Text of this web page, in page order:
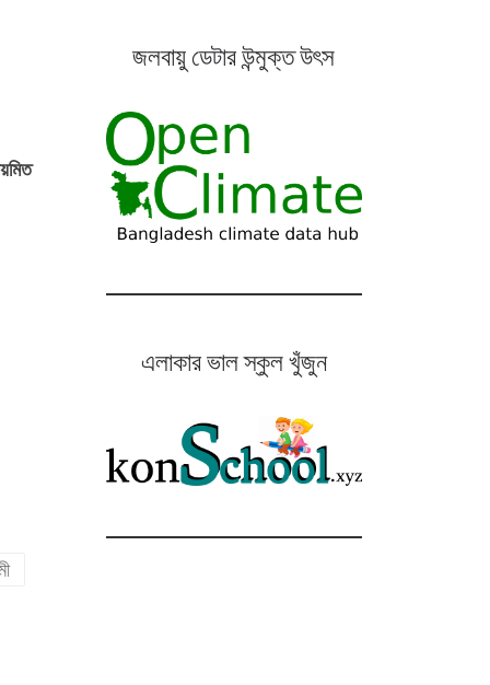
জলবায়ু ডেটার উন্মুক্ত উৎস
এলাকার ভাল স্কুল খুঁজুন